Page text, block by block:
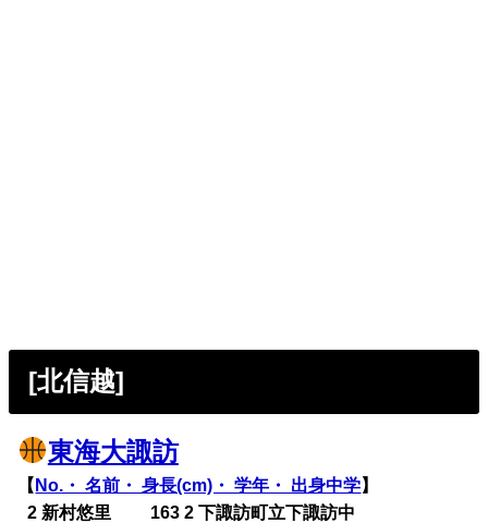
[北信越]
東海大諏訪
【 No.・ 名前・ 身長(cm)・ 学年・ 出身中学】
02 新村悠里 163 2 下諏訪町立下諏訪中